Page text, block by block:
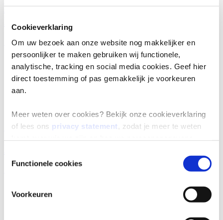
Cookieverklaring
Om uw bezoek aan onze website nog makkelijker en
persoonlijker te maken gebruiken wij functionele,
analytische, tracking en social media cookies. Geef hier
direct toestemming of pas gemakkelijk je voorkeuren
aan.
Meer weten over cookies? Bekijk onze cookieverklaring
of lees ons privacy statement, zodat je meer te weten
Functionele cookies
Voorkeuren
De lekkerste brunch recepten voor
Bekijk
Blog